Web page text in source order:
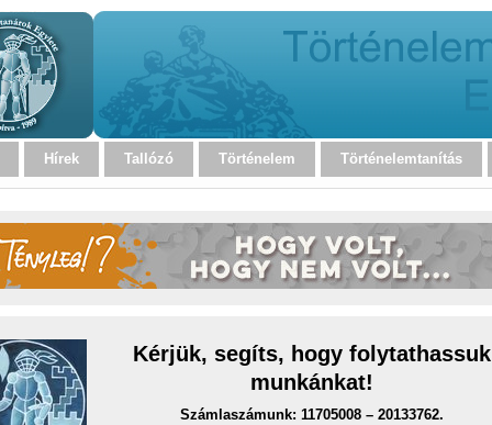
Hírek Tallózó Történelem Történelemtanítás
Kérjük, segíts, hogy folytathassuk
munkánkat!
Számlaszámunk: 11705008 – 20133762.